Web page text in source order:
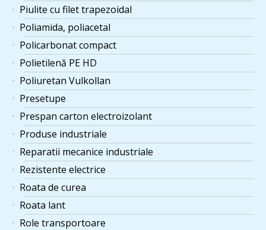
Piulite cu filet trapezoidal
Poliamida, poliacetal
Policarbonat compact
Polietilenă PE HD
Poliuretan Vulkollan
Presetupe
Prespan carton electroizolant
Produse industriale
Reparatii mecanice industriale
Rezistente electrice
Roata de curea
Roata lant
Role transportoare